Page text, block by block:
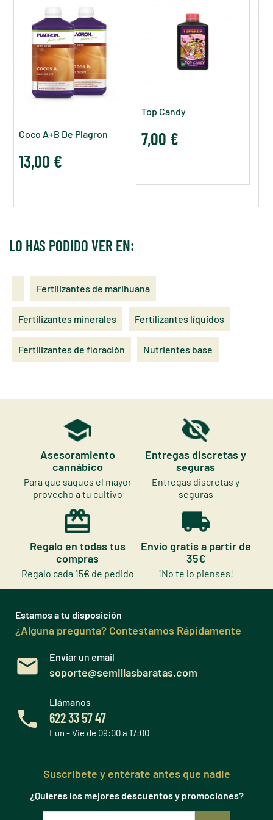
Coco A+B De Plagron
13,00 €
Top Candy
7,00 €
LO HAS PODIDO VER EN:
Fertilizantes de marihuana
Fertilizantes minerales Fertilizantes líquidos
Fertilizantes de floración Nutrientes base
Asesoramiento
cannábico
Para que saques el mayor
provecho a tu cultivo
Entregas discretas y
seguras
Entregas discretas y
seguras
Regalo en todas tus
compras
Regalo cada 15€ de pedido
Envío gratis a partir de
35€
¡No te lo pienses!
Estamos a tu disposición
¿Alguna pregunta? Contestamos Rápidamente
Enviar un email
soporte@semillasbaratas.com
Llámanos
622 33 57 47
Lun - Vie de 09:00 a 17:00
Suscribete y entérate antes que nadie
¿Quieres los mejores descuentos y promociones?